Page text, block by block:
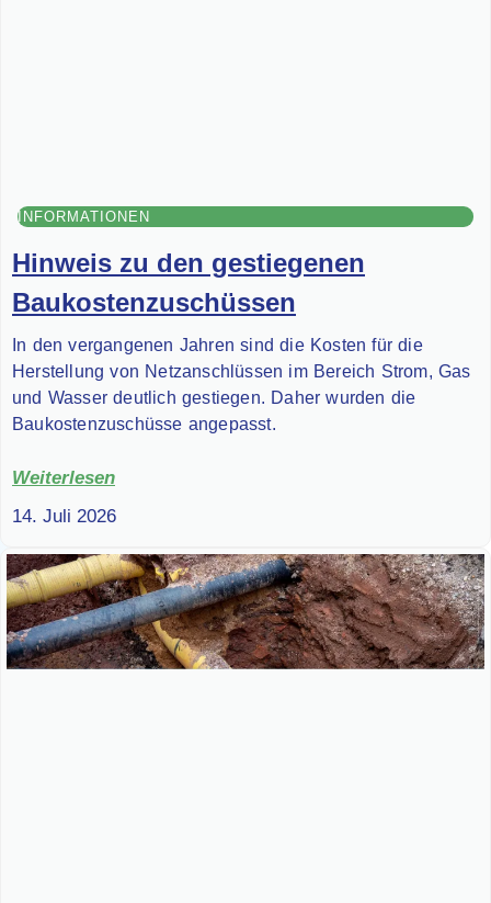
INFORMATIONEN
Hinweis zu den gestiegenen
Baukostenzuschüssen
In den vergangenen Jahren sind die Kosten für die
Herstellung von Netzanschlüssen im Bereich Strom, Gas
und Wasser deutlich gestiegen. Daher wurden die
Baukostenzuschüsse angepasst.
Weiterlesen
14. Juli 2026